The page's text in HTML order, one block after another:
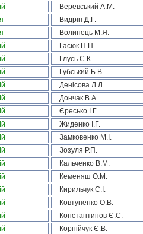
Веревський А.М.
Видрін Д.Г.
Волинець М.Я.
Гасюк П.П.
Глусь С.К.
Губський Б.В.
Денісова Л.Л.
Дончак В.А.
Єресько І.Г.
Жиденко І.Г.
Замковенко М.І.
Зозуля Р.П.
Кальченко В.М.
Кеменяш О.М.
Кирильчук Є.І.
Ковтуненко О.В.
Константинов Є.С.
Корнійчук Є.В.